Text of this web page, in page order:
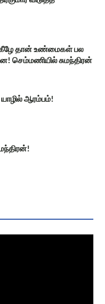
கீழே தான் உண்மைகள் பல
செம்மணியில் சுமந்திரன்
யாழில் ஆரம்பம்!